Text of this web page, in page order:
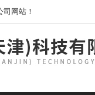
网站！